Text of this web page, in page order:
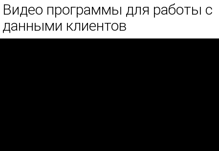
Видео программы для работы с
данными клиентов